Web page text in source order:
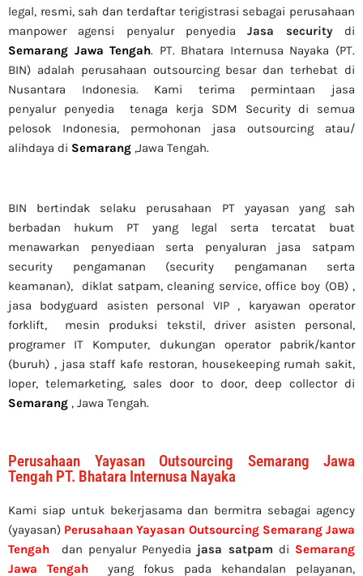
legal, resmi, sah dan terdaftar terigistrasi sebagai perusahaan
manpower agensi penyalur penyediaJasa securitydi
Semarang Jawa Tengah. PT. Bhatara Internusa Nayaka (PT.
BIN) adalah perusahaan outsourcing besar dan terhebat di
Nusantara Indonesia. Kami terima permintaan jasa
penyalur penyedia tenaga kerja SDM Security di semua
pelosok Indonesia, permohonan jasa outsourcing atau/
alihdaya di Semarang ,Jawa Tengah.
BIN bertindak selaku perusahaan PT yayasan yang sah
berbadan hukum PT yang legal serta tercatat buat
menawarkan penyediaan serta penyaluran jasa satpam
security pengamanan (security pengamanan serta
keamanan), diklat satpam,cleaning service,office boy (OB) ,
jasa bodyguard asisten personal VIP , karyawan operator
forklift, mesin produksi tekstil, driver asisten personal,
programer IT Komputer, dukungan operator pabrik/kantor
(buruh) , jasa staff kafe restoran, housekeeping rumah sakit,
loper, telemarketing, sales door to door, deep collector di
Semarang , Jawa Tengah.
Perusahaan Yayasan Outsourcing Semarang Jawa
Tengah PT. Bhatara Internusa Nayaka
Kami siap untuk bekerjasama dan bermitra sebagai agency
(yayasan) Perusahaan Yayasan Outsourcing Semarang Jawa
Tengah
dan penyalur Penyedia jasa satpam di Semarang
Jawa Tengah
yang fokus pada kehandalan pelayanan,